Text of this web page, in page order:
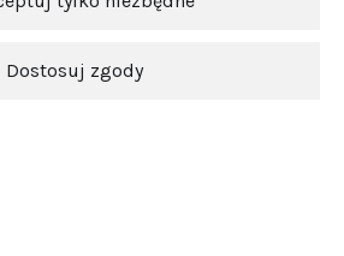
Dostosuj zgody